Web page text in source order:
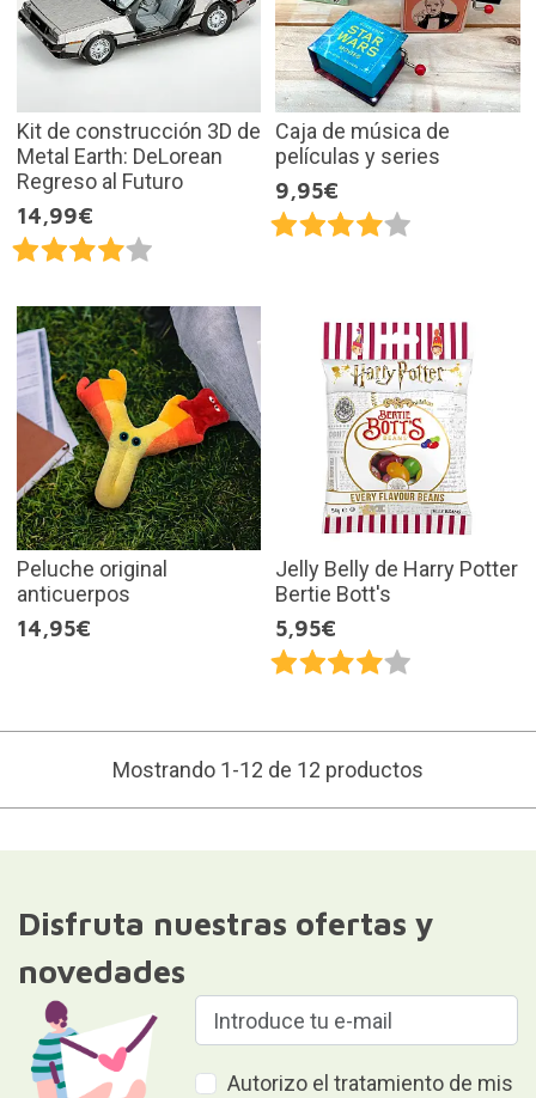
Kit de construcción 3D de
Metal Earth: DeLorean
Regreso al Futuro
14,99€
Caja de música de
películas y series
9,95€
Peluche original
anticuerpos
14,95€
Jelly Belly de Harry Potter
Bertie Bott's
5,95€
Mostrando 1-12 de 12 productos
Disfruta nuestras ofertas y
novedades
Autorizo el tratamiento de mis